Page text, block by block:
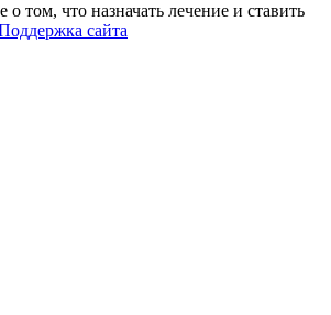
том, что назначать лечение и ставить
сайта